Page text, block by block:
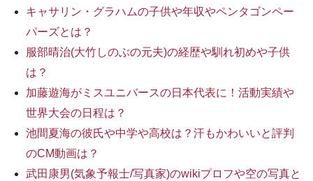
キャサリン・グラハムの子供や年収やペンタゴンペー
パーズとは？
服部晴治(大竹しのぶの元夫)の経歴や馴れ初めや子供
は？
加藤遊海がミスユニバースの日本代表に！活動実績や
世界大会の日程は？
池間夏海の彼氏や中学や高校は？汗もかわいいと評判
のCM動画は？
武田康男(気象予報士/写真家)のwikiプロフや空の写真と